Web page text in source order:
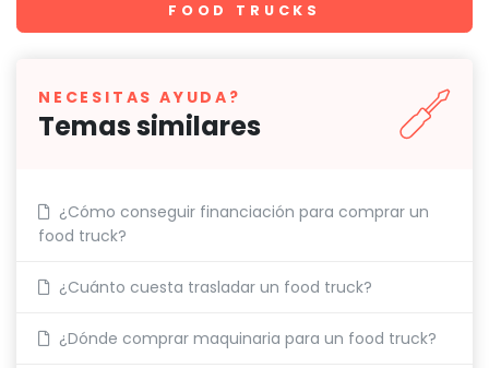
FOOD TRUCKS
NECESITAS AYUDA?
Temas similares
¿Cómo conseguir financiación para comprar un
food truck?
¿Cuánto cuesta trasladar un food truck?
¿Dónde comprar maquinaria para un food truck?